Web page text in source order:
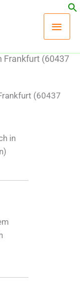
Frankfurt (60437
(60437
in